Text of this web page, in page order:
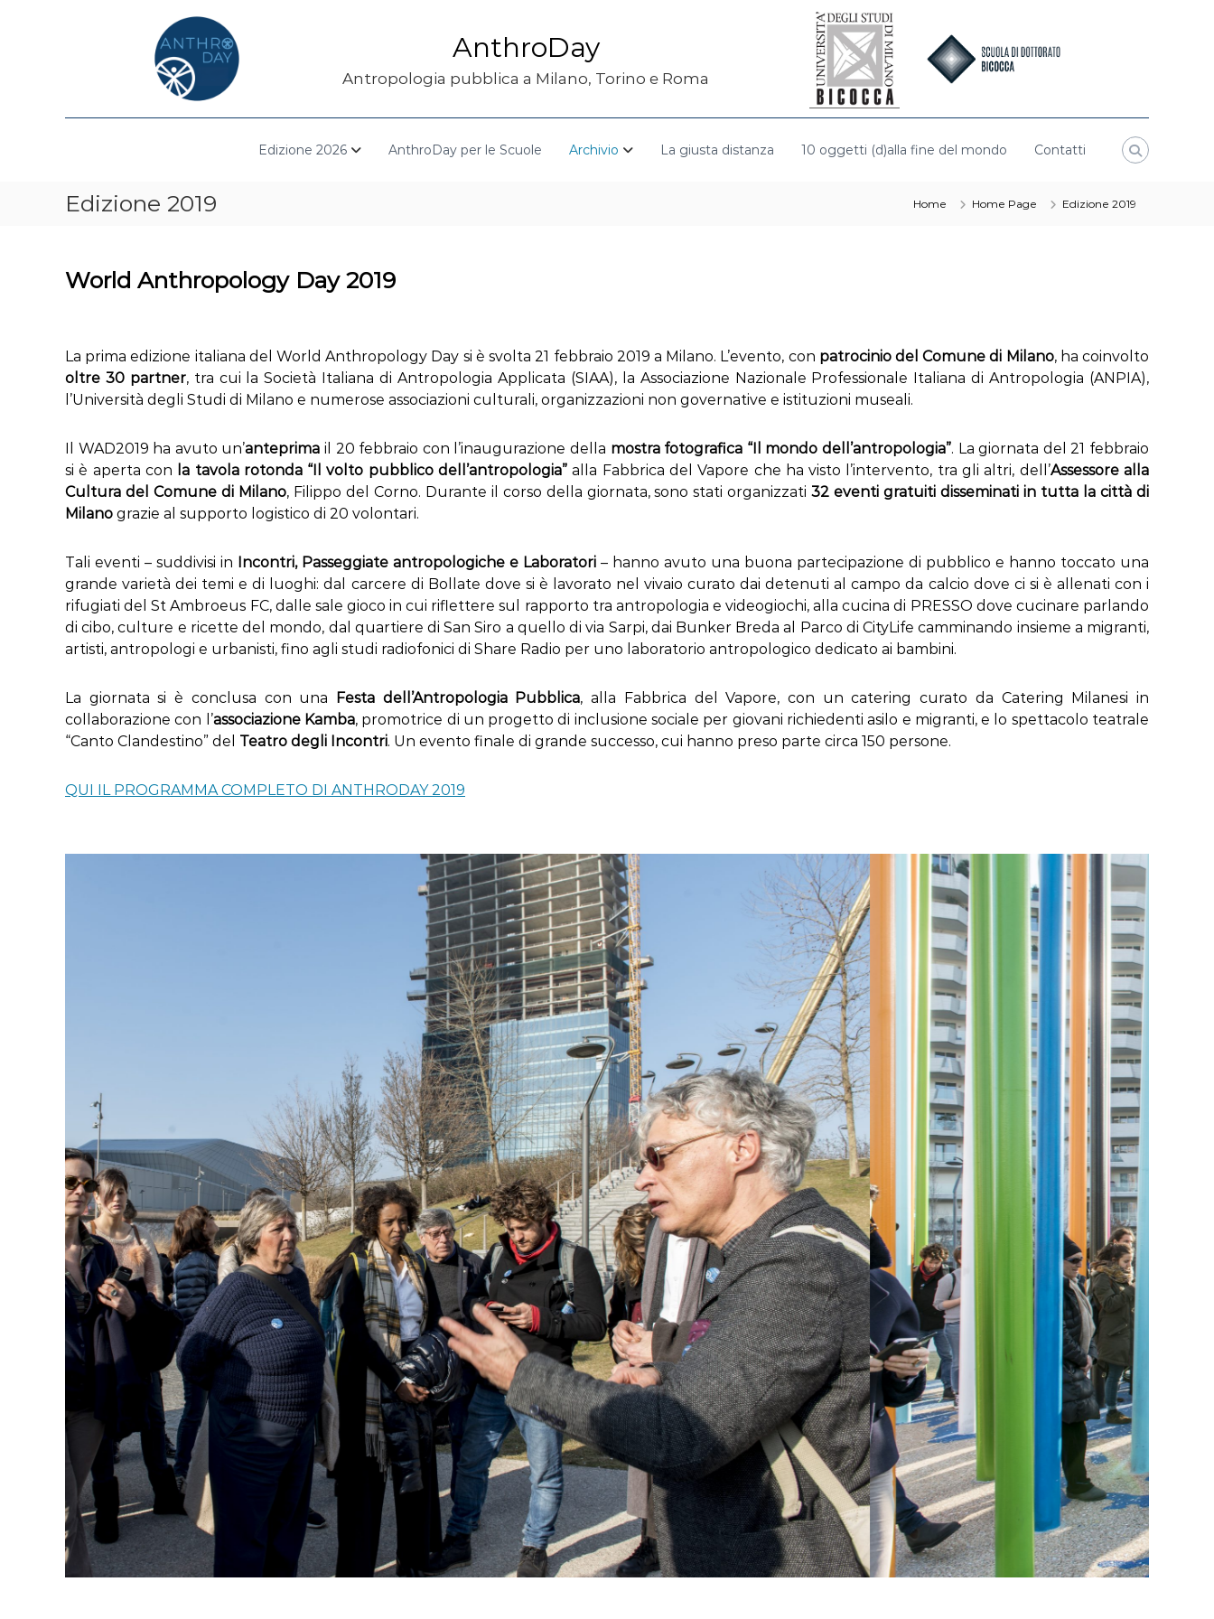
AnthroDay
Antropologia pubblica a Milano, Torino e Roma
Edizione 2026 AnthroDay per le Scuole Archivio La giusta distanza 10 oggetti (d)alla fine del mondo Contatti
Edizione 2019 Home Home Page Edizione 2019
World Anthropology Day 2019
La prima edizione italiana del World Anthropology Day si è svolta 21 febbraio 2019 a Milano. L’evento, con patrocinio del Comune di Milano, ha coinvolto
oltre 30 partner, tra cui la Società Italiana di Antropologia Applicata (SIAA), la Associazione Nazionale Professionale Italiana di Antropologia (ANPIA),
l’Università degli Studi di Milano e numerose associazioni culturali, organizzazioni non governative e istituzioni museali.
Il WAD2019 ha avuto un’anteprima il 20 febbraio con l’inaugurazione della mostra fotografica “Il mondo dell’antropologia”. La giornata del 21 febbraio
si è aperta con la tavola rotonda “Il volto pubblico dell’antropologia” alla Fabbrica del Vapore che ha visto l’intervento, tra gli altri, dell’Assessore alla
Cultura del Comune di Milano, Filippo del Corno. Durante il corso della giornata, sono stati organizzati32 eventi gratuiti disseminati in tutta la città di
Milano grazie al supporto logistico di 20 volontari.
Tali eventi – suddivisi in Incontri, Passeggiate antropologiche e Laboratori – hanno avuto una buona partecipazione di pubblico e hanno toccato una
grande varietà dei temi e di luoghi: dal carcere di Bollate dove si è lavorato nel vivaio curato dai detenuti al campo da calcio dove ci si è allenati con i
rifugiati del St Ambroeus FC, dalle sale gioco in cui riflettere sul rapporto tra antropologia e videogiochi, alla cucina di PRESSO dove cucinare parlando
di cibo, culture e ricette del mondo, dal quartiere di San Siro a quello di via Sarpi, dai Bunker Breda al Parco di CityLife camminando insieme a migranti,
artisti, antropologi e urbanisti, fino agli studi radiofonici di Share Radio per uno laboratorio antropologico dedicato ai bambini.
La giornata si è conclusa con una Festa dell’Antropologia Pubblica, alla Fabbrica del Vapore, con un catering curato da Catering Milanesi in
collaborazione con l’associazione Kamba, promotrice di un progetto di inclusione sociale per giovani richiedenti asilo e migranti, e lo spettacolo teatrale
“Canto Clandestino” del Teatro degli Incontri. Un evento finale di grande successo, cui hanno preso parte circa 150 persone.
QUI IL PROGRAMMA COMPLETO DI ANTHRODAY 2019